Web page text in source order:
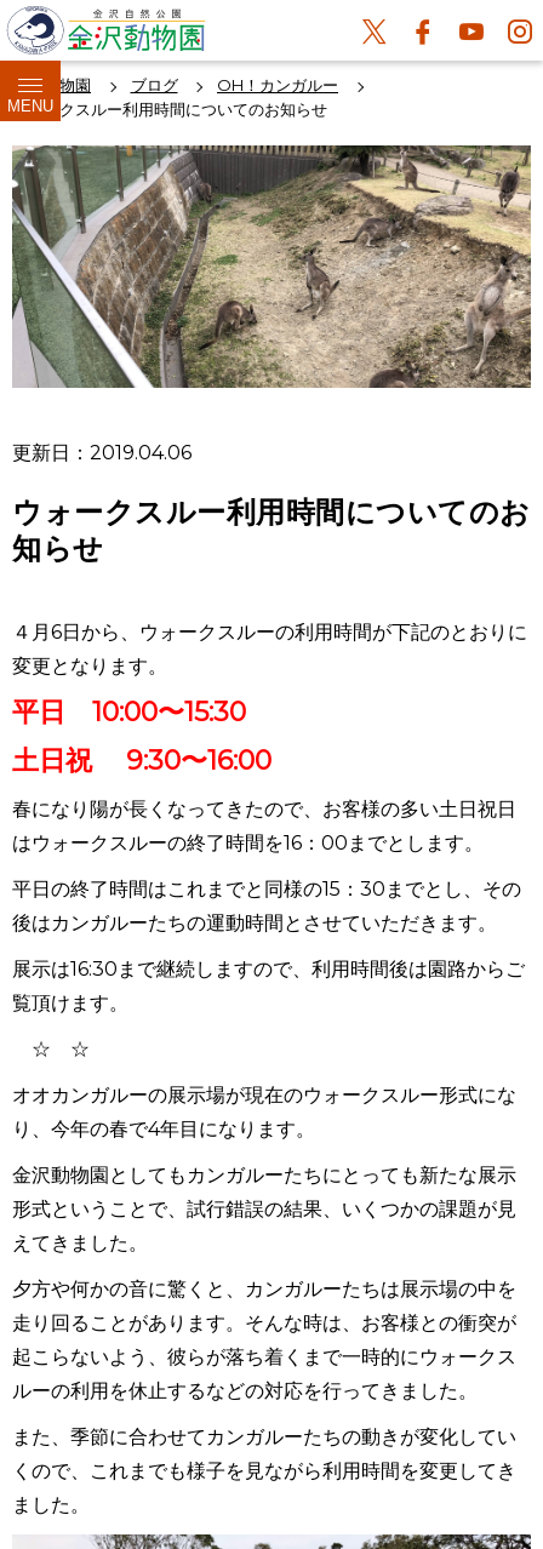
MENU
金沢動物園 ブログ
OH！カンガルー
ウォークスルー利用時間についてのお知らせ
更新日：2019.04.06
ウォークスルー利用時間についてのお
知らせ
４月6日から、ウォークスルーの利用時間が下記のとおりに
変更となります。
平日 10:00〜15:30
土日祝 9:30〜16:00
春になり陽が長くなってきたので、お客様の多い土日祝日
はウォークスルーの終了時間を16：00までとします。
平日の終了時間はこれまでと同様の15：30までとし、その
後はカンガルーたちの運動時間とさせていただきます。
展示は16:30まで継続しますので、利用時間後は園路からご
覧頂けます。
☆ ☆
オオカンガルーの展示場が現在のウォークスルー形式にな
り、今年の春で4年目になります。
金沢動物園としても カンガルーたちにとっても新たな展示
形式ということで、試行錯誤の結果、いくつかの課題が見
えてきました。
夕方や何かの音に驚くと、カンガルーたちは展示場の中を
走り回ることがあります。そんな時は、お客様との衝突が
起こらないよう、彼らが落ち着くまで一時的にウォークス
ルーの利用を休止するなどの対応を行ってきました。
また、季節に合わせてカンガルーたちの動きが変化してい
くので、これまでも様子を見ながら利用時間を変更してき
ました。